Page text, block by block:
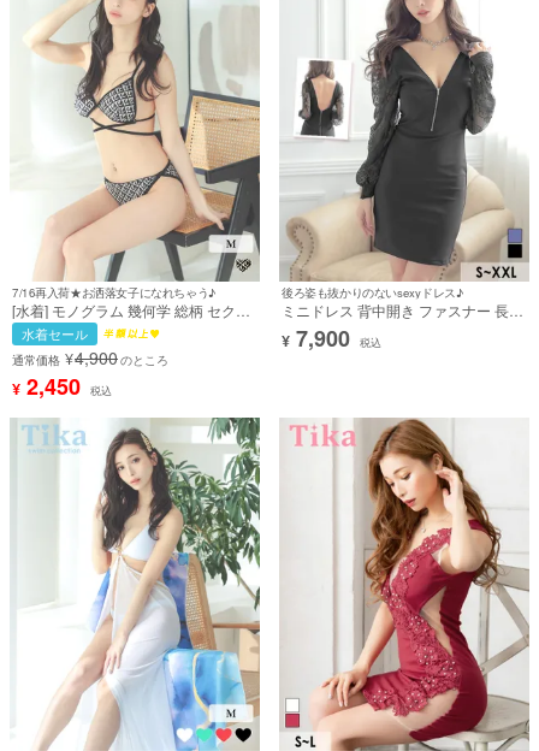
7/16再入荷★お洒落女子になれちゃう♪
[水着] モノグラム 幾何学 総柄 セクシ
ー ウエストマーク クロス ストラップ
紐 下乳 黒 ブラック 白 ホワイト 三角
ビキニ (みゆう着用) [tk-sw222]
水着セール
通常価格 ¥4,900のところ
¥ 2,450 税込
後ろ姿も抜かりのないsexyドレス♪
ミニドレス 背中開き ファスナー 長袖
袖あり レース袖 ストレッチ XXL 黒
ブラック タイト キャバドレス (みゆ
¥ 7,900 税込